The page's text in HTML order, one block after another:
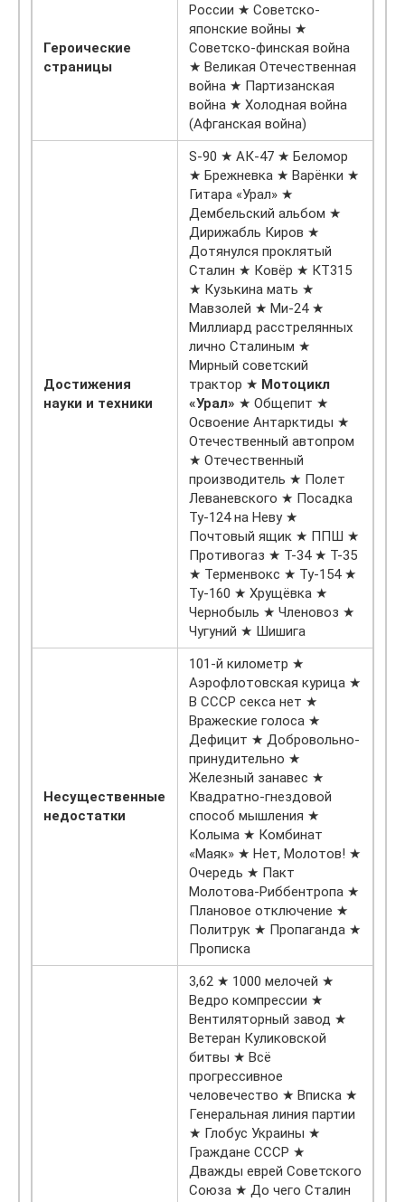
Героические
страницы
России ★ Советско-
японские войны ★
Советско-финская война
★ Великая Отечественная
война ★ Партизанская
война ★ Холодная война
(Афганская война)
Достижения
науки и техники
S-90 ★ АК-47 ★ Беломор
★ Брежневка ★ Варёнки ★
Гитара «Урал» ★
Дембельский альбом ★
Дирижабль Киров ★
Дотянулся проклятый
Сталин ★ Ковёр ★ КТ315
★ Кузькина мать ★
Мавзолей ★ Ми-24 ★
Миллиард расстрелянных
лично Сталиным ★
Мирный советский
трактор ★ Мотоцикл
«Урал» ★ Общепит ★
Освоение Антарктиды ★
Отечественный автопром
★ Отечественный
производитель ★ Полет
Леваневского ★ Посадка
Ту-124 на Неву ★
Почтовый ящик ★ ППШ ★
Противогаз ★ Т-34 ★ Т-35
★ Терменвокс ★ Ту-154 ★
Ту-160 ★ Хрущёвка ★
Чернобыль ★ Членовоз ★
Чугуний ★ Шишига
Несущественные
недостатки
101-й километр ★
Аэрофлотовская курица ★
В СССР секса нет ★
Вражеские голоса ★
Дефицит ★ Добровольно-
принудительно ★
Железный занавес ★
Квадратно-гнездовой
способ мышления ★
Колыма ★ Комбинат
«Маяк» ★ Нет, Молотов! ★
Очередь ★ Пакт
Молотова-Риббентропа ★
Плановое отключение ★
Политрук ★ Пропаганда ★
Прописка
3,62 ★ 1000 мелочей ★
Ведро компрессии ★
Вентиляторный завод ★
Ветеран Куликовской
битвы ★ Всё
прогрессивное
человечество ★ Вписка ★
Генеральная линия партии
★ Глобус Украины ★
Граждане СССР ★
Дважды еврей Советского
Союза ★ До чего Сталин